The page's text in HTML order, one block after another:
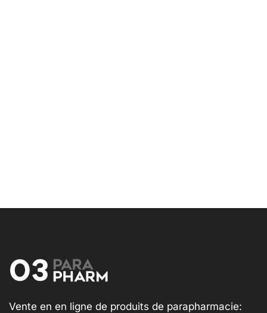
Vente en en ligne de produits de parapharmacie: